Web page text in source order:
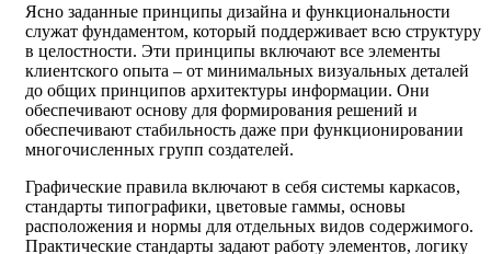
Ясно заданные принципы дизайна и функциональности
служат фундаментом, который поддерживает всю структуру
в целостности. Эти принципы включают все элементы
клиентского опыта – от минимальных визуальных деталей
до общих принципов архитектуры информации. Они
обеспечивают основу для формирования решений и
обеспечивают стабильность даже при функционировании
многочисленных групп создателей.
Графические правила включают в себя системы каркасов,
стандарты типографики, цветовые гаммы, основы
расположения и нормы для отдельных видов содержимого.
Практические стандарты задают работу элементов, логику